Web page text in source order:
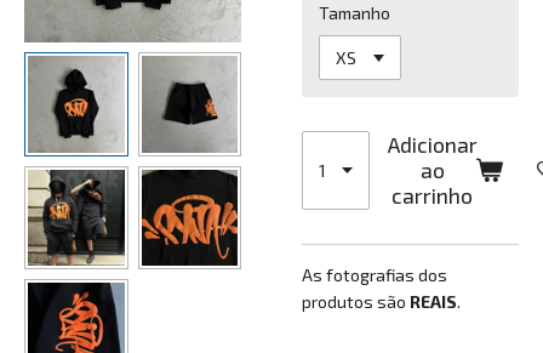
Tamanho
Adicionar
ao
carrinho
As fotografias dos
produtos são REAIS.